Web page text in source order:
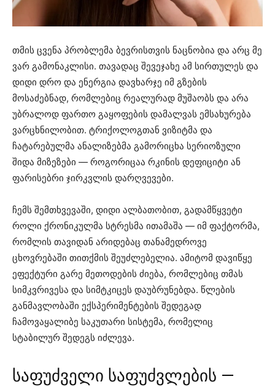
თმის ცვენა პრობლემა ბევრისთვის ნაცნობია და არც მე
ვარ გამონაკლისი. თავადაც შევეჯახე ამ სირთულეს და
დიდი დრო და ენერგია დავხარჯე იმ გზების
მოსაძებნად, რომლებიც რეალურად მუშაობს და არა
უბრალოდ ფართო გაყოფების დამალვას ემსახურება
ვარცხნილობით. ტრიქოლოგთან ვიზიტმა და
ჩატარებულმა ანალიზებმა გამორიცხა სერიოზული
შიდა მიზეზები — როგორიცაა რკინის დეფიციტი ან
ფარისებრი ჯირკვლის დარღვევები.
ჩემს შემთხვევაში, დიდი ალბათობით, გადამწყვეტი
როლი ქრონიკულმა სტრესმა ითამაშა — იმ ფაქტორმა,
რომლის თავიდან არიდებაც თანამედროვე
ცხოვრებაში თითქმის შეუძლებელია. ამიტომ დავიწყე
ეფექტური გარე მეთოდების ძიება, რომლებიც თმას
სიმკვრივესა და სიმტკიცეს დაუბრუნებდა. წლების
განმავლობაში ექსპერიმენტების შედეგად
ჩამოვაყალიბე საკუთარი სისტემა, რომელიც
სტაბილურ შედეგს იძლევა.
საფუძველი საფუძვლების —